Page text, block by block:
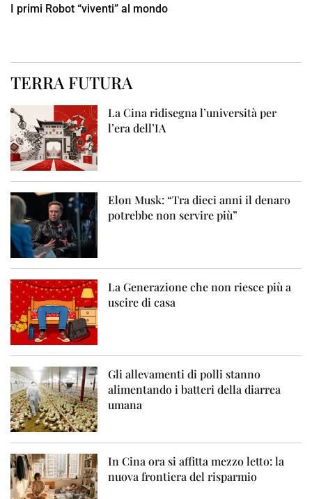
I primi Robot “viventi” al mondo
TERRA FUTURA
La Cina ridisegna l’università per
l’era dell’IA
Elon Musk: “Tra dieci anni il denaro
potrebbe non servire più”
La Generazione che non riesce più a
uscire di casa
Gli allevamenti di polli stanno
alimentando i batteri della diarrea
umana
In Cina ora si affitta mezzo letto: la
nuova frontiera del risparmio